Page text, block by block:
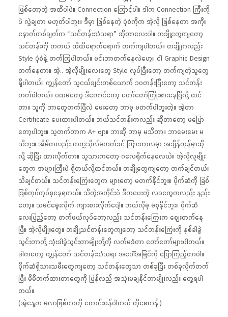
ဖြစ်တော့တဲ့ အထိပါပဲ။ Connection ကြောင့်ပါ။ ဒါက Connection ကြီးကို
ပဲ လွှဲချတာ မဟုတ်ပါဘူး။ ဒီမှာ ဖြစ်နေတဲ့ ပုံစံကိုက အဲ့လို ဖြစ်နေတာ အကို။
နောက်တစ်ချက်က “သင်တန်းသံသရာ” ဆိုတာလေးပါ။ တချို့တွေကျတော့
သင်တန်းကို တကယ် ထိထိရောက်ရောက် တက်ကျပါတယ်။ တချို့ကလည်း
Style ပုံစံနဲ့ တက်ကြပါတယ်။ မင်းဘာတက်နေလဲဟေ့။ ငါ Graphic Design
တက်နေတာ။ အဲ့.. အဲ့လိုမျိုးလေးတွေ Style လုပ်ပြီးတော့ တက်ကျတဲ့သူတွေ
ရှိပါတယ်။ ကျွန်တော် သူငယ်ချင်းတစ်ယောက် ၁၀တန်းပြီးတော့ သင်တန်း
တက်ပါတယ်။ ပထမတော့ ဒီကောင်တော့ တော်တော်ကြိုးစားနေပြီလို့ ထင်
တာ။ သူကို ဘာတွေတက်ပြီလဲ မေးတော့ ဘာမှ မတက်ပါဘူးတဲ့။ အဲ့တာ
Certificate ပေးထားပါတယ်။ ဘယ်သင်တန်းကလည်း ဆိုတာတော့ မပြော
တော့ပါဘူး။ သူတက်တာက A+ ဗျာ။ ဘာဆို ဘာမှ မသိတာ။ ဘာမေးမေး မ
သိဘူး။ အိမ်ကလည်း တက္ကသိုလ်မတက်ခင် ကြားကာလမှာ အချိန်ကုန်မှာဆို
လို့ ဆိုပြီး ထားလိုက်တာ။ သူသားကတော့ ဂလေရိုက်နေလေယဲ။ အဲ့လိုလူမျိုး
တွေက အများကြီးပဲ ရှိတယ်လို့ထင်တယ်။ တချို့တွေကျတော့ တက်ချင်တယ်။
သိချင်တယ်။ သင်တန်းကြေးတွေက များတော့ မတက်နိုင်ဘူး။ ပိုက်ဆံကို ခြစ်
ခြစ်ကုပ်ကုပ်စုနေရတယ်။ သိတဲ့အတိုင်းပဲ ဒီကပေးတဲ့ လခတွေကလည်း နည်း
တော့။ သမင်မွေးလိုက် ကျားစားလိုက်ပေါ့။ ဘယ်လိုမှ မစုနိုင်ဘူး။ ပိုက်ဆံ
လေးပြည့်တော့ တက်မယ်လုပ်တော့လည်း သင်တန်းကြေးက ဈေးတက်နေ
ပြီ။ အဲ့လိုမျိုးတွေ။ တချို့သင်တန်းတွေကျတော့ သင်တန်းကြေးကို နှစ်ခါခွဲ
သွင်းတာတို့ သုံးခါခွဲသွင်းတာမျိုးတို့ကို လက်မခံတာ တော်တော်များပါတယ်။
ဒါကတော့ ကျွန်တော် သင်တန်းသံသရာ အပေါ်အမြင်ကို ပြောကြည့်တာပါ။
ပိုက်ဆံရှိသားသမီးတွေကျတော့ သင်တန်းတွေသာ တစ်ခုပြီး တစ်ခုလိုက်တက်
ပြီး မိမိတက်ထားတာတွေကို ပြန်လည် အသုံးမချနိုင်တာမျိုးလည်း တွေ့ရပါ
တယ်။
(အဲ့နေ့က မလာဖြစ်တာကို တောင်းပန်ပါတယ် ကိုစေတန်.)